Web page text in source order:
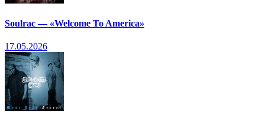
Soulrac — «Welcome To America»
17.05.2026